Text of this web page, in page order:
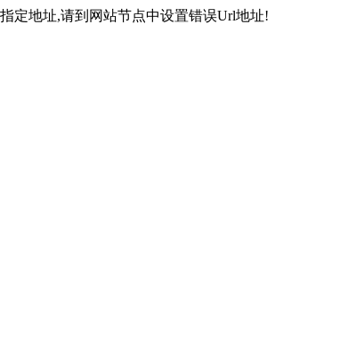
定地址,请到网站节点中设置错误Url地址!